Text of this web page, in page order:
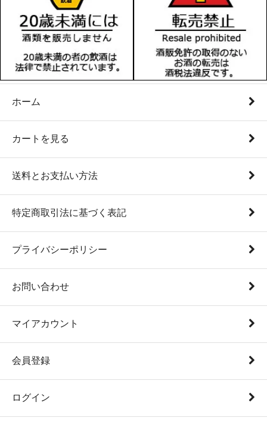
ホーム
カートを見る
送料とお支払い方法
特定商取引法に基づく表記
プライバシーポリシー
お問い合わせ
マイアカウント
会員登録
ログイン